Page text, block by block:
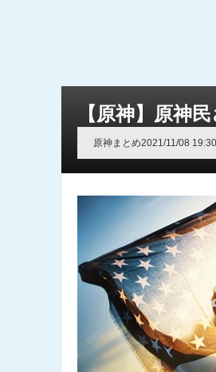
【原神】原神
原神まとめ2021/11/08 19:30